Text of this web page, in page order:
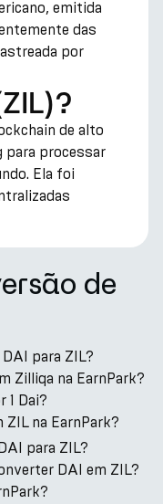
emitida
das
por
de alto
para processar
Ela foi
de
para ZIL?
Zilliqa na EarnPark?
1 Dai?
na EarnPark?
para ZIL?
DAI em ZIL?